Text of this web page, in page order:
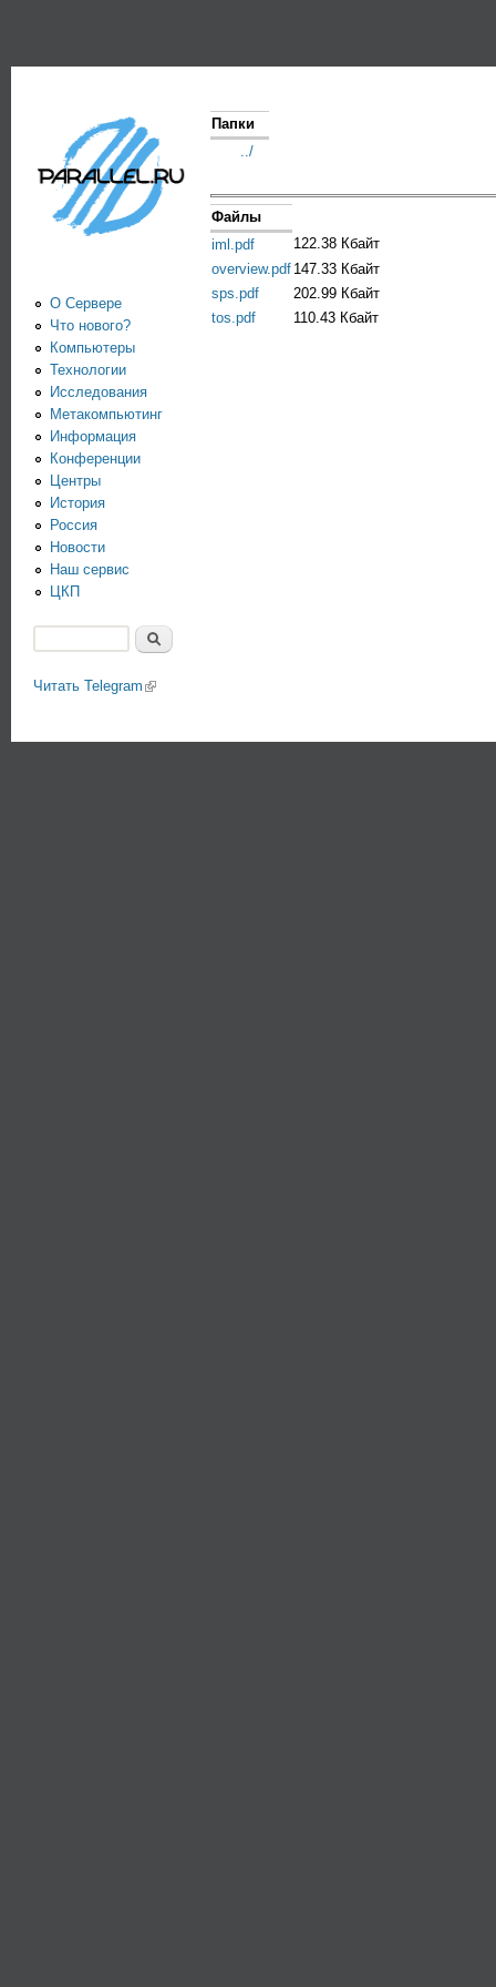
Информационно-
аналитический
центр по
параллельным
вычислениям
Папки
../
Файлы
iml.pdf
122.38 Кбайт
overview.pdf 147.33 Кбайт
sps.pdf
202.99 Кбайт
tos.pdf
110.43 Кбайт
О Сервере
Что нового?
Компьютеры
Технологии
Исследования
Метакомпьютинг
Информация
Конференции
Центры
История
Россия
Новости
Наш сервис
ЦКП
Читать Telegram (link is external)